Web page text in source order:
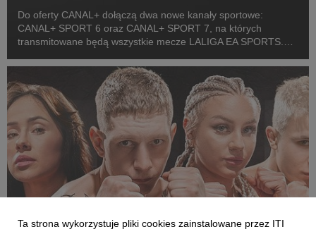
Do oferty CANAL+ dołączą dwa nowe kanały sportowe:
CANAL+ SPORT 6 oraz CANAL+ SPORT 7, na których
transmitowane będą wszystkie mecze LALIGA EA SPORTS.
pierwszej kolejki sezonu 2026/27 ligi hiszpańskiej, po formaln...
Ta strona wykorzystuje pliki cookies zainstalowane przez ITI